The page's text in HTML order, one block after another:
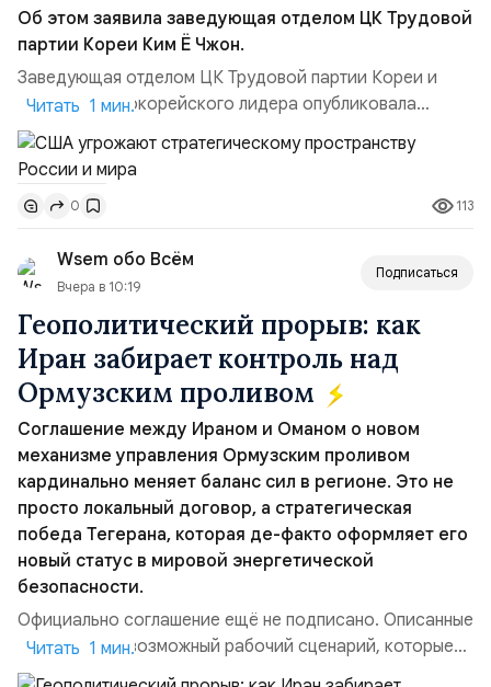
Об этом заявила заведующая отделом ЦК Трудовой
партии Кореи Ким Ё Чжон.
Заведующая отделом ЦК Трудовой партии Кореи и
сестра северокорейского лидера опубликовала
заявление для прессы в ответ на проведение Токио
совместных с флотом США запусков крылатых ракет
Томагавк.«Япония отбросила обманчивую видимость
„исключительно оборонительной страны“ и выносит
вопрос о собственном ядерном вооружении на
всеобщее обозрение, одновреме...
Читать 1 мин.
0 113
Wsem обо Всём
Вчера в 10:19
Подписаться
Геополитический прорыв: как
Иран забирает контроль над
Ормузским проливом
Соглашение между Ираном и Оманом о новом
механизме управления Ормузским проливом
кардинально меняет баланс сил в регионе. Это не
просто локальный договор, а стратегическая
победа Тегерана, которая де-факто оформляет его
новый статус в мировой энергетической
безопасности.
Официально соглашение ещё не подписано. Описанные
пункты — это возможный рабочий сценарий, которые
скорее всего будут реализованы.Разбираем ключевые
Читать 1 мин.